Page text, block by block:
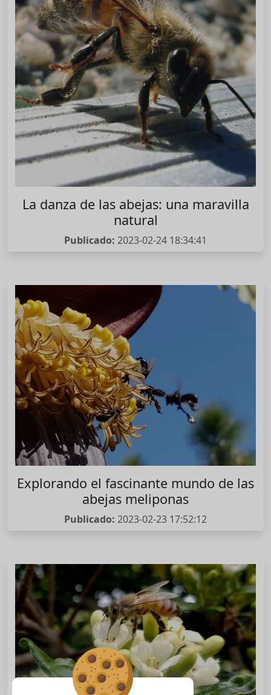
La danza de las abejas: una maravilla
natural
Publicado: 2023-02-24 18:34:41
Explorando el fascinante mundo de las
abejas meliponas
Publicado: 2023-02-23 17:52:12